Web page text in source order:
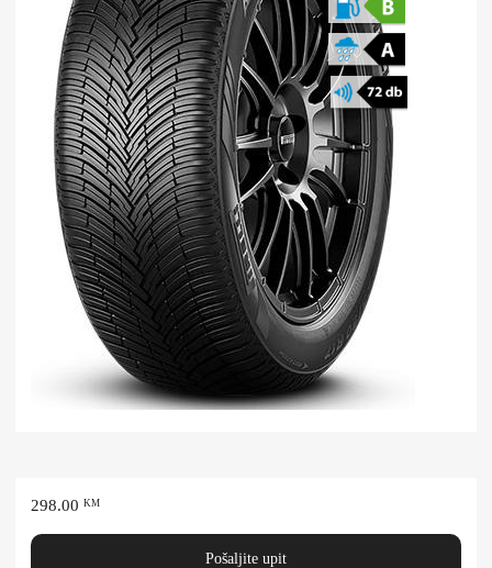
298.00 KM
Pošaljite upit